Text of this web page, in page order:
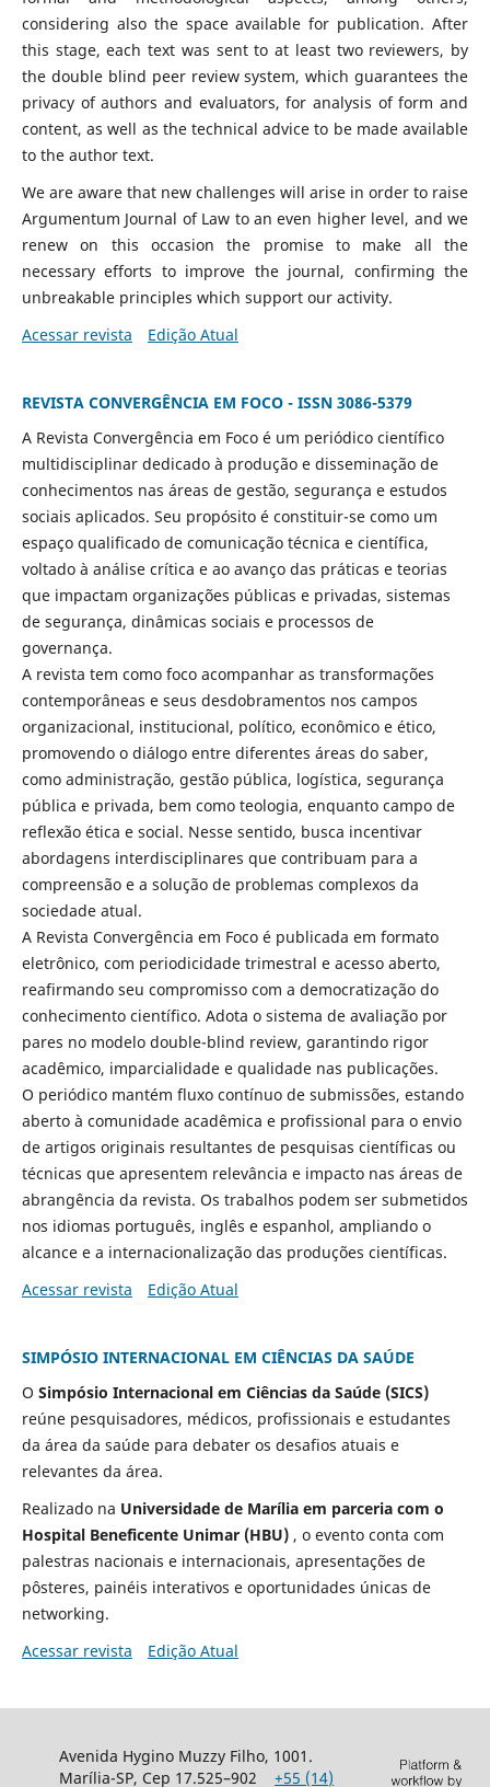
considering also the space available for publication. After
this stage, each text was sent to at least two reviewers, by
the double blind peer review system, which guarantees the
privacy of authors and evaluators, for analysis of form and
content, as well as the technical advice to be made available
to the author text.
We are aware that new challenges will arise in order to raise
Argumentum Journal of Law to an even higher level, and we
renew on this occasion the promise to make all the
necessary efforts to improve the journal, confirming the
unbreakable principles which support our activity.
Acessar revista
Edição Atual
REVISTA CONVERGÊNCIA EM FOCO - ISSN 3086-5379
A Revista Convergência em Foco é um periódico científico
multidisciplinar dedicado à produção e disseminação de
conhecimentos nas áreas de gestão, segurança e estudos
sociais aplicados. Seu propósito é constituir-se como um
espaço qualificado de comunicação técnica e científica,
voltado à análise crítica e ao avanço das práticas e teorias
que impactam organizações públicas e privadas, sistemas
de segurança, dinâmicas sociais e processos de
governança.
A revista tem como foco acompanhar as transformações
contemporâneas e seus desdobramentos nos campos
organizacional, institucional, político, econômico e ético,
promovendo o diálogo entre diferentes áreas do saber,
como administração, gestão pública, logística, segurança
pública e privada, bem como teologia, enquanto campo de
reflexão ética e social. Nesse sentido, busca incentivar
abordagens interdisciplinares que contribuam para a
compreensão e a solução de problemas complexos da
sociedade atual.
A Revista Convergência em Foco é publicada em formato
eletrônico, com periodicidade trimestral e acesso aberto,
reafirmando seu compromisso com a democratização do
conhecimento científico. Adota o sistema de avaliação por
pares no modelo double-blind review, garantindo rigor
acadêmico, imparcialidade e qualidade nas publicações.
O periódico mantém fluxo contínuo de submissões, estando
aberto à comunidade acadêmica e profissional para o envio
de artigos originais resultantes de pesquisas científicas ou
técnicas que apresentem relevância e impacto nas áreas de
abrangência da revista. Os trabalhos podem ser submetidos
nos idiomas português, inglês e espanhol, ampliando o
alcance e a internacionalização das produções científicas.
Acessar revista
Edição Atual
SIMPÓSIO INTERNACIONAL EM CIÊNCIAS DA SAÚDE
O Simpósio Internacional em Ciências da Saúde (SICS)
reúne pesquisadores, médicos, profissionais e estudantes
da área da saúde para debater os desafios atuais e
relevantes da área.
Realizado na Universidade de Marília em parceria com o
Hospital Beneficente Unimar (HBU), o evento conta com
palestras nacionais e internacionais, apresentações de
pôsteres, painéis interativos e oportunidades únicas de
networking.
Acessar revista
Edição Atual
Avenida Hygino Muzzy Filho, 1001.
Marília-SP, Cep 17.525–902+55 (14)